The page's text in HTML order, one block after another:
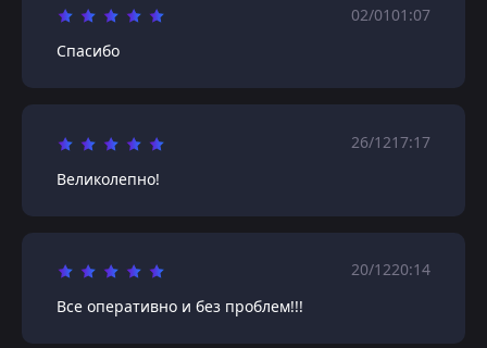
02/0101:07
Спасибо
26/1217:17
Великолепно!
20/1220:14
Все оперативно и без проблем!!!